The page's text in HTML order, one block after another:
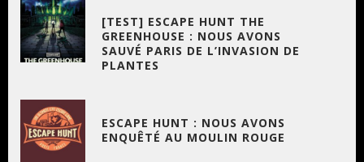
[TEST] ESCAPE HUNT THE
GREENHOUSE : NOUS AVONS
SAUVÉ PARIS DE L’INVASION DE
PLANTES
ESCAPE HUNT : NOUS AVONS
ENQUÊTÉ AU MOULIN ROUGE